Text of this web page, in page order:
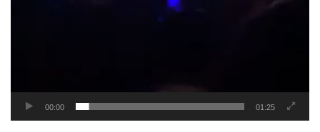
00:00 01:25